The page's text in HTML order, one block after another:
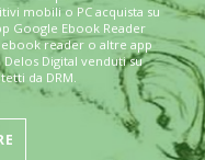
mobili o PC acquista su
Google Ebook Reader
reader o altre app
Digital venduti su
da DRM.